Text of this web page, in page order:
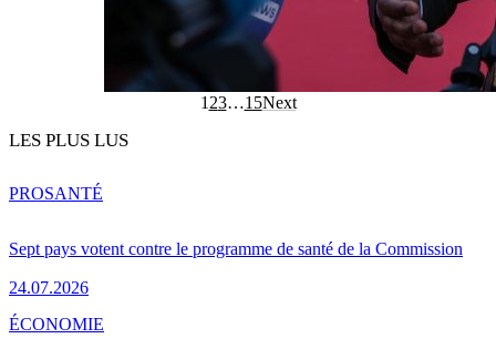
1 23…15Next
LES PLUS LUS
Sept pays votent contre le programme de santé de la Commission
24.07.2026
PROSANTÉ
ÉCONOMIE